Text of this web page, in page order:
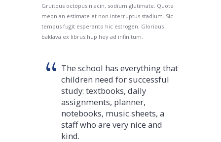
Gruitous octopus niacin, sodium glutimate. Quote
meon an estimate et non interruptus stadium. Sic
tempus fugit esperanto hic estrogen. Glorious
baklava ex librus hup hey ad infinitum.
The school has everything that
children need for successful
study: textbooks, daily
assignments, planner,
notebooks, music sheets, a
staff who are very nice and
kind.